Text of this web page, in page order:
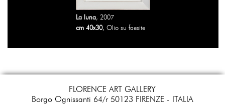
La luna, 2007
cm 40x30, Olio su faesite
FLORENCE ART GALLERY
Borgo Ognissanti 64/r 50123 FIRENZE - ITALIA